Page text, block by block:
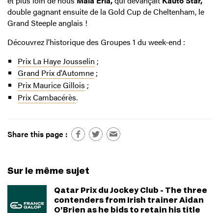
double gagnant ensuite de la Gold Cup de Cheltenham, le
Grand Steeple anglais !
Découvrez l'historique des Groupes 1 du week-end :
Prix La Haye Jousselin ;
Grand Prix d'Automne;
Prix Maurice Gillois ;
Prix Cambacérès.
Share this page :
Sur le même sujet
Qatar Prix du Jockey Club - The three
contenders from Irish trainer Aidan
O’Brien as he bids to retain his title